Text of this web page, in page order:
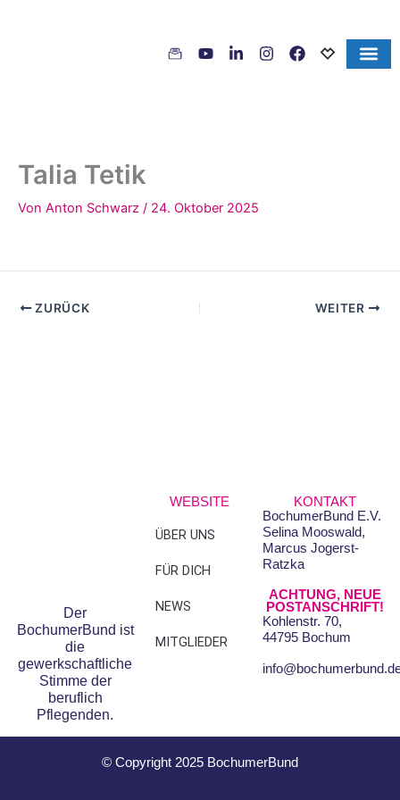
Talia Tetik
Von Anton Schwarz / 24. Oktober 2025
ZURÜCK WEITER
Der
BochumerBund ist
die
gewerkschaftliche
Stimme der
beruflich
Pflegenden.
WEBSITE
ÜBER UNS
FÜR DICH
NEWS
MITGLIEDER
FAQS
DATENSCHUTZ
IMPRESSUM
KONTAKT
BochumerBund E.V.
Selina Mooswald,
Marcus Jogerst-
Ratzka
ACHTUNG, NEUE
POSTANSCHRIFT!
Kohlenstr. 70,
44795 Bochum
© Copyright 2025 BochumerBund